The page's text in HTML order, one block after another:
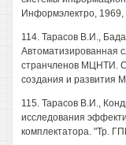
Информэлектро, 1969,
114. Тарасов В.И.,
Автоматизированная
странчленов МЦНТИ.
создания и
115. Тарасов В.И.,
исследования
комплектатора. "Тр.